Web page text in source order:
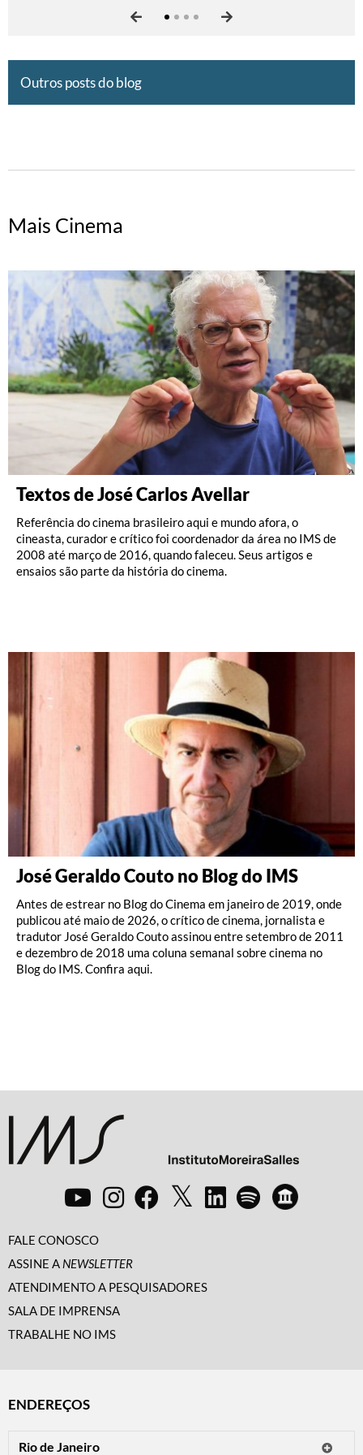
Outros posts do blog
Mais Cinema
Textos de José Carlos Avellar
Referência do cinema brasileiro aqui e mundo afora, o
cineasta, curador e crítico foi coordenador da área no IMS de
2008 até março de 2016, quando faleceu. Seus artigos e
ensaios são parte da história do cinema.
José Geraldo Couto no Blog do IMS
Antes de estrear no Blog do Cinema em janeiro de 2019, onde
publicou até maio de 2026, o crítico de cinema, jornalista e
tradutor José Geraldo Couto assinou entre setembro de 2011
e dezembro de 2018 uma coluna semanal sobre cinema no
Blog do IMS. Confira aqui.
FALE CONOSCO
ASSINE A NEWSLETTER
ATENDIMENTO A PESQUISADORES
SALA DE IMPRENSA
TRABALHE NO IMS
ENDEREÇOS
Rio de Janeiro